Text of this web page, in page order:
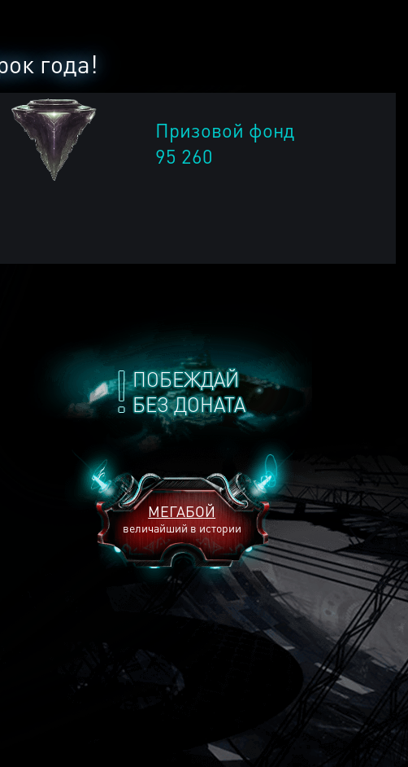
ПОБЕЖДАЙ
БЕЗ ДОНАТА
МЕГАБОЙ
величайший в истории
года!
Призовой фонд
95 260